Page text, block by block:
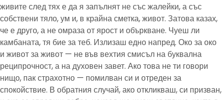
живите след тях е да я запълнят не със жалейки, а със
собствени тяло, ум и, в крайна сметка, живот. Затова казах,
че е друго, а не омраза от ярост и объркване. Чуеш ли
камбаната, тя бие за теб. Излизаш едно напред. Око за око
и живот за живот — не във вехтия смисъл на буквална
реципрочност, а на духовен завет. Ако това не ти говори
нищо, пак страхотно — помилван си и отреден за
спокойствие. В обратния случай, ако откликваш, си призван,